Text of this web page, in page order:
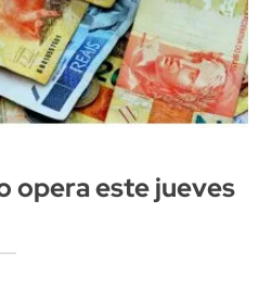
opera este jueves